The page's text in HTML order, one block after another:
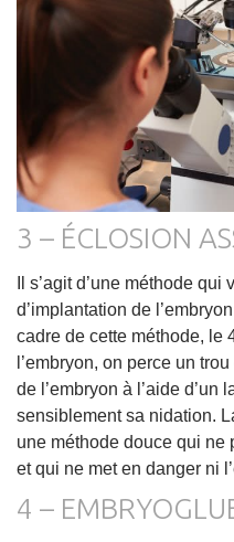
3 – ÉCLOSION
Il s’agit d’une méthode
d’implantation de
cadre de cette méthode, le
l’embryon, on perce un
de l’embryon à l’aide d’un
sensiblement sa nidation.
une méthode douce qui ne
et qui ne met en danger ni
4 –